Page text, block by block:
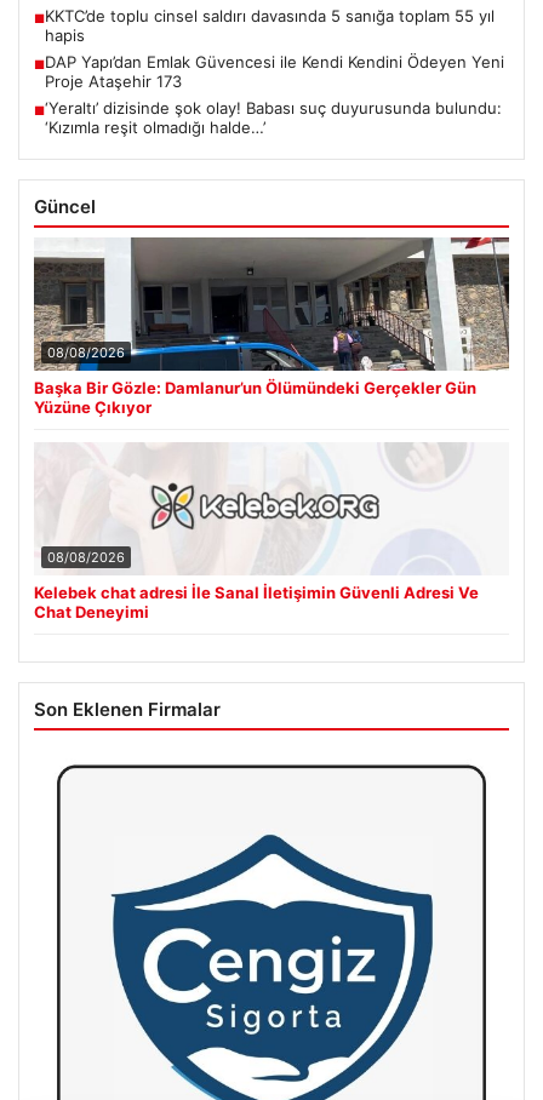
■KKTC’de toplu cinsel saldırı davasında 5 sanığa toplam 55 yıl
hapis
■DAP Yapı’dan Emlak Güvencesi ile Kendi Kendini Ödeyen Yeni
Proje Ataşehir 173
■‘Yeraltı’ dizisinde şok olay! Babası suç duyurusunda bulundu:
‘Kızımla reşit olmadığı halde…’
Güncel
08/08/2026
Başka Bir Gözle: Damlanur’un Ölümündeki Gerçekler Gün
Yüzüne Çıkıyor
08/08/2026
Kelebek chat adresi İle Sanal İletişimin Güvenli Adresi Ve
Chat Deneyimi
Son Eklenen Firmalar